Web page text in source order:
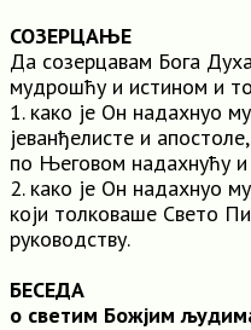
СОЗЕРЦАЊЕ
Да созерцавам Бога
мудрошћу и истином и
1. како је Он надахнуо
јеванђелисте и
по Његовом надахнућу и
2. како је Он надахнуо
који толковаше Свето
руководству.
БЕСЕДА
о светим Божјим